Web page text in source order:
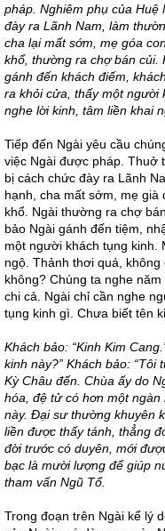
pháp. Nghiêm phụ của Huệ
đày ra Lãnh Nam, làm
cha lại mất sớm, mẹ góa
khổ, thường ra chợ bán củi.
gánh đến khách điếm,
ra khỏi cửa, thấy một người
nghe lời kinh, tâm liền khai
Tiếp đến Ngài yêu cầu
việc Ngài được pháp. Thuở
bị cách chức đày ra Lãnh
hạnh, cha mất sớm, mẹ già
khổ. Ngài thường ra chợ
bảo Ngài gánh đến tiệm,
một người khách tụng kinh.
ngộ. Thảnh thơi quá,
không? Chúng ta nghe
chi cả. Ngài chỉ cần nghe
tụng kinh gì. Chưa biết tên
Khách bảo: “Kinh Kim
kinh này?” Khách bảo:
Kỳ Châu đến. Chùa ấy do
hóa, đệ tử có hơn một
này. Đại sư thường khuyên
liền được thấy tánh, thẳng
đời trước có duyên, mới
bạc là mười lượng để giúp
tham vấn Ngũ Tổ.
Trong đoạn trên Ngài kể lý